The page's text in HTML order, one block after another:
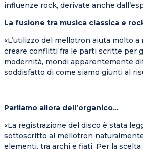
influenze rock, derivate anche
La fusione tra musica classica e
«L’utilizzo del mellotron aiuta molto
creare conflitti fra le parti scritte per
modernità, mondi apparentemente
soddisfatto di come siamo giunti al
Parliamo allora dell’organico…
«La registrazione del disco è stata
sottoscritto al mellotron naturalmente
elementi, tra archi e fiati. Per la